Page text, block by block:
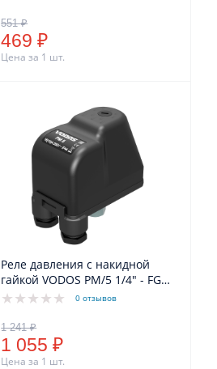
469 ₽
Цена за 1 шт.
Реле давления с накидной
гайкой VODOS PM/5 1/4" - FG
16A(10A) IP44
0 отзывов
1 055 ₽
Цена за 1 шт.